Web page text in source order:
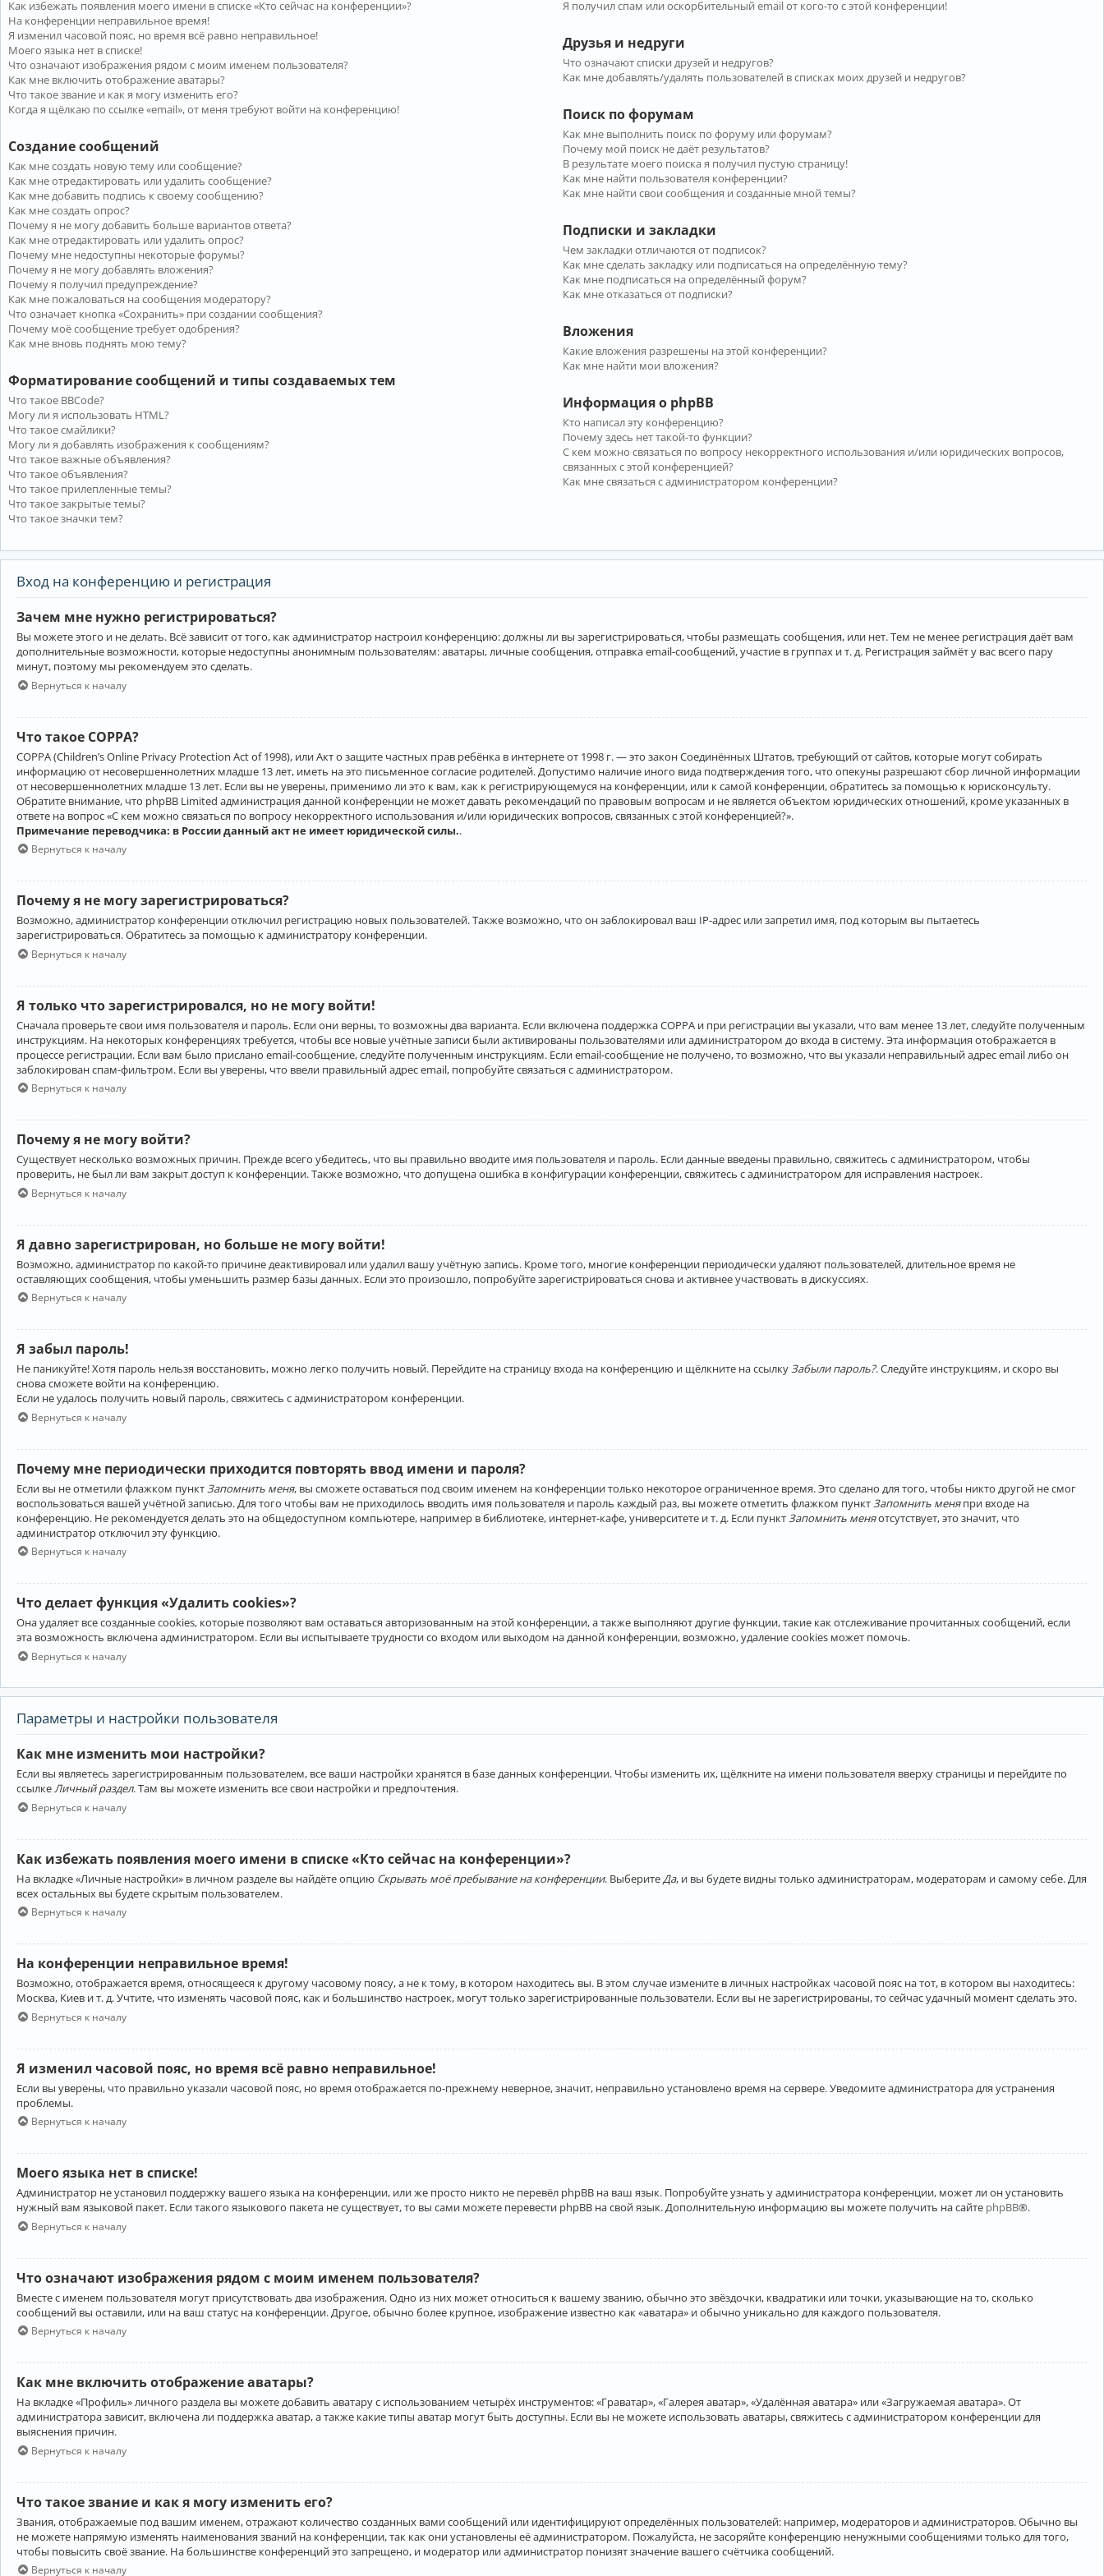
Как избежать появления моего имени в списке «Кто сейчас на конференции»?
На конференции неправильное время!
Я изменил часовой пояс, но время всё равно неправильное!
Моего языка нет в списке!
Что означают изображения рядом с моим именем пользователя?
Как мне включить отображение аватары?
Что такое звание и как я могу изменить его?
Когда я щёлкаю по ссылке «email», от меня требуют войти на конференцию!
Создание сообщений
Как мне создать новую тему или сообщение?
Как мне отредактировать или удалить сообщение?
Как мне добавить подпись к своему сообщению?
Как мне создать опрос?
Почему я не могу добавить больше вариантов ответа?
Как мне отредактировать или удалить опрос?
Почему мне недоступны некоторые форумы?
Почему я не могу добавлять вложения?
Почему я получил предупреждение?
Как мне пожаловаться на сообщения модератору?
Что означает кнопка «Сохранить» при создании сообщения?
Почему моё сообщение требует одобрения?
Как мне вновь поднять мою тему?
Форматирование сообщений и типы создаваемых тем
Что такое BBCode?
Могу ли я использовать HTML?
Что такое смайлики?
Могу ли я добавлять изображения к сообщениям?
Что такое важные объявления?
Что такое объявления?
Что такое прилепленные темы?
Что такое закрытые темы?
Что такое значки тем?
Я получил спам или оскорбительный email от кого-то с этой конференции!
Друзья и недруги
Что означают списки друзей и недругов?
Как мне добавлять/удалять пользователей в списках моих друзей и недругов?
Поиск по форумам
Как мне выполнить поиск по форуму или форумам?
Почему мой поиск не даёт результатов?
В результате моего поиска я получил пустую страницу!
Как мне найти пользователя конференции?
Как мне найти свои сообщения и созданные мной темы?
Подписки и закладки
Чем закладки отличаются от подписок?
Как мне сделать закладку или подписаться на определённую тему?
Как мне подписаться на определённый форум?
Как мне отказаться от подписки?
Вложения
Какие вложения разрешены на этой конференции?
Как мне найти мои вложения?
Информация о phpBB
Кто написал эту конференцию?
Почему здесь нет такой-то функции?
С кем можно связаться по вопросу некорректного использования и/или юридических вопросов,
связанных с этой конференцией?
Как мне связаться с администратором конференции?
Вход на конференцию и регистрация
Зачем мне нужно регистрироваться?
Вы можете этого и не делать. Всё зависит от того, как администратор настроил конференцию: должны ли вы зарегистрироваться, чтобы размещать сообщения, или нет. Тем не менее регистрация даёт вам
дополнительные возможности, которые недоступны анонимным пользователям: аватары, личные сообщения, отправка email-сообщений, участие в группах и т. д. Регистрация займёт у вас всего пару
минут, поэтому мы рекомендуем это сделать.
Вернуться к началу
Что такое COPPA?
COPPA (Children’s Online Privacy Protection Act of 1998), или Акт о защите частных прав ребёнка в интернете от 1998 г. — это закон Соединённых Штатов, требующий от сайтов, которые могут собирать
информацию от несовершеннолетних младше 13 лет, иметь на это письменное согласие родителей. Допустимо наличие иного вида подтверждения того, что опекуны разрешают сбор личной информации
от несовершеннолетних младше 13 лет. Если вы не уверены, применимо ли это к вам, как к регистрирующемуся на конференции, или к самой конференции, обратитесь за помощью к юрисконсульту.
Обратите внимание, что phpBB Limited администрация данной конференции не может давать рекомендаций по правовым вопросам и не является объектом юридических отношений, кроме указанных в
ответе на вопрос «С кем можно связаться по вопросу некорректного использования и/или юридических вопросов, связанных с этой конференцией?».
Примечание переводчика: в России данный акт не имеет юридической силы..
Вернуться к началу
Почему я не могу зарегистрироваться?
Возможно, администратор конференции отключил регистрацию новых пользователей. Также возможно, что он заблокировал ваш IP-адрес или запретил имя, под которым вы пытаетесь
зарегистрироваться. Обратитесь за помощью к администратору конференции.
Вернуться к началу
Я только что зарегистрировался, но не могу войти!
Сначала проверьте свои имя пользователя и пароль. Если они верны, то возможны два варианта. Если включена поддержка COPPA и при регистрации вы указали, что вам менее 13 лет, следуйте полученным
инструкциям. На некоторых конференциях требуется, чтобы все новые учётные записи были активированы пользователями или администратором до входа в систему. Эта информация отображается в
процессе регистрации. Если вам было прислано email-сообщение, следуйте полученным инструкциям. Если email-сообщение не получено, то возможно, что вы указали неправильный адрес email либо он
заблокирован спам-фильтром. Если вы уверены, что ввели правильный адрес email, попробуйте связаться с администратором.
Вернуться к началу
Почему я не могу войти?
Существует несколько возможных причин. Прежде всего убедитесь, что вы правильно вводите имя пользователя и пароль. Если данные введены правильно, свяжитесь с администратором, чтобы
проверить, не был ли вам закрыт доступ к конференции. Также возможно, что допущена ошибка в конфигурации конференции, свяжитесь с администратором для исправления настроек.
Вернуться к началу
Я давно зарегистрирован, но больше не могу войти!
Возможно, администратор по какой-то причине деактивировал или удалил вашу учётную запись. Кроме того, многие конференции периодически удаляют пользователей, длительное время не
оставляющих сообщения, чтобы уменьшить размер базы данных. Если это произошло, попробуйте зарегистрироваться снова и активнее участвовать в дискуссиях.
Вернуться к началу
Я забыл пароль!
Не паникуйте! Хотя пароль нельзя восстановить, можно легко получить новый. Перейдите на страницу входа на конференцию и щёлкните на ссылкуЗабыли пароль?. Следуйте инструкциям, и скоро вы
снова сможете войти на конференцию.
Если не удалось получить новый пароль, свяжитесь с администратором конференции.
Вернуться к началу
Почему мне периодически приходится повторять ввод имени и пароля?
Если вы не отметили флажком пункт Запомнить меня, вы сможете оставаться под своим именем на конференции только некоторое ограниченное время. Это сделано для того, чтобы никто другой не смог
воспользоваться вашей учётной записью. Для того чтобы вам не приходилось вводить имя пользователя и пароль каждый раз, вы можете отметить флажком пункт Запомнить меняпри входе на
конференцию. Не рекомендуется делать это на общедоступном компьютере, например в библиотеке, интернет-кафе, университете и т. д. Если пункт Запомнить меняотсутствует, это значит, что
администратор отключил эту функцию.
Вернуться к началу
Что делает функция «Удалить cookies»?
Она удаляет все созданные cookies, которые позволяют вам оставаться авторизованным на этой конференции, а также выполняют другие функции, такие как отслеживание прочитанных сообщений, если
эта возможность включена администратором. Если вы испытываете трудности со входом или выходом на данной конференции, возможно, удаление cookies может помочь.
Вернуться к началу
Параметры и настройки пользователя
Как мне изменить мои настройки?
Если вы являетесь зарегистрированным пользователем, все ваши настройки хранятся в базе данных конференции. Чтобы изменить их, щёлкните на имени пользователя вверху страницы и перейдите по
ссылкеЛичный раздел. Там вы можете изменить все свои настройки и предпочтения.
Вернуться к началу
Как избежать появления моего имени в списке «Кто сейчас на конференции»?
На вкладке «Личные настройки» в личном разделе вы найдёте опцию Скрывать моё пребывание на конференции. Выберите Да, и вы будете видны только администраторам, модераторам и самому себе. Для
всех остальных вы будете скрытым пользователем.
Вернуться к началу
На конференции неправильное время!
Возможно, отображается время, относящееся к другому часовому поясу, а не к тому, в котором находитесь вы. В этом случае измените в личных настройках часовой пояс на тот, в котором вы находитесь:
Москва, Киев и т. д. Учтите, что изменять часовой пояс, как и большинство настроек, могут только зарегистрированные пользователи. Если вы не зарегистрированы, то сейчас удачный момент сделать это.
Вернуться к началу
Я изменил часовой пояс, но время всё равно неправильное!
Если вы уверены, что правильно указали часовой пояс, но время отображается по-прежнему неверное, значит, неправильно установлено время на сервере. Уведомите администратора для устранения
проблемы.
Вернуться к началу
Моего языка нет в списке!
Администратор не установил поддержку вашего языка на конференции, или же просто никто не перевёл phpBB на ваш язык. Попробуйте узнать у администратора конференции, может ли он установить
нужный вам языковой пакет. Если такого языкового пакета не существует, то вы сами можете перевести phpBB на свой язык. Дополнительную информацию вы можете получить на сайте phpBB®.
Вернуться к началу
Что означают изображения рядом с моим именем пользователя?
Вместе с именем пользователя могут присутствовать два изображения. Одно из них может относиться к вашему званию, обычно это звёздочки, квадратики или точки, указывающие на то, сколько
сообщений вы оставили, или на ваш статус на конференции. Другое, обычно более крупное, изображение известно как «аватара» и обычно уникально для каждого пользователя.
Вернуться к началу
Как мне включить отображение аватары?
На вкладке «Профиль» личного раздела вы можете добавить аватару с использованием четырёх инструментов: «Граватар», «Галерея аватар», «Удалённая аватара» или «Загружаемая аватара». От
администратора зависит, включена ли поддержка аватар, а также какие типы аватар могут быть доступны. Если вы не можете использовать аватары, свяжитесь с администратором конференции для
выяснения причин.
Вернуться к началу
Что такое звание и как я могу изменить его?
Звания, отображаемые под вашим именем, отражают количество созданных вами сообщений или идентифицируют определённых пользователей: например, модераторов и администраторов. Обычно вы
не можете напрямую изменять наименования званий на конференции, так как они установлены её администратором. Пожалуйста, не засоряйте конференцию ненужными сообщениями только для того,
чтобы повысить своё звание. На большинстве конференций это запрещено, и модератор или администратор понизят значение вашего счётчика сообщений.
Вернуться к началу